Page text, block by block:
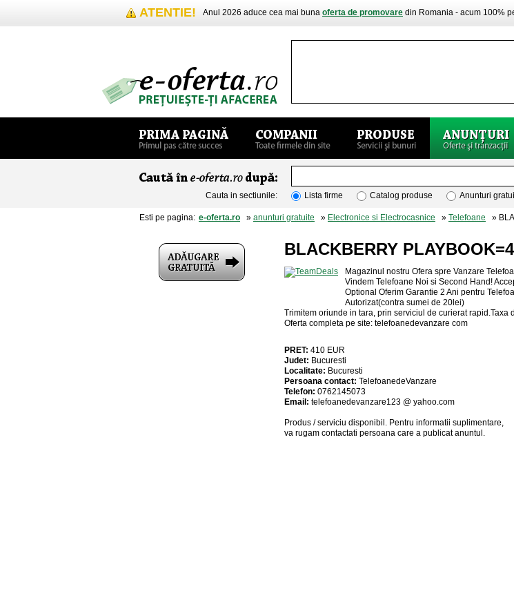
ATENTIE! Anul 2026 aduce cea mai buna oferta de promovare din Romania - acum 100%
Cauta in sectiunile: Lista firme Catalog produse Anunturi
Esti pe pagina: e-oferta.ro » anunturi gratuite » Electronice si Electrocasnice » Telefoane »
BLACKBERRY
Magazinul nostru Ofera spre Vanzare
Vindem Telefoane Noi si Second Hand!
Optional Oferim Garantie 2 Ani pentru
Autorizat(contra sumei de 20lei)
Trimitem oriunde in tara, prin serviciul de curierat rapid.Taxa
Oferta completa pe site: telefoanedevanzare com
PRET: 410 EUR
Judet: Bucuresti
Localitate: Bucuresti
Persoana contact: TelefoanedeVanzare
Telefon: 0762145073
Email: telefoanedevanzare123 @ yahoo.com
Produs / serviciu disponibil . Pentru informatii suplimentare,
va rugam contactati persoana care a publicat anuntul.